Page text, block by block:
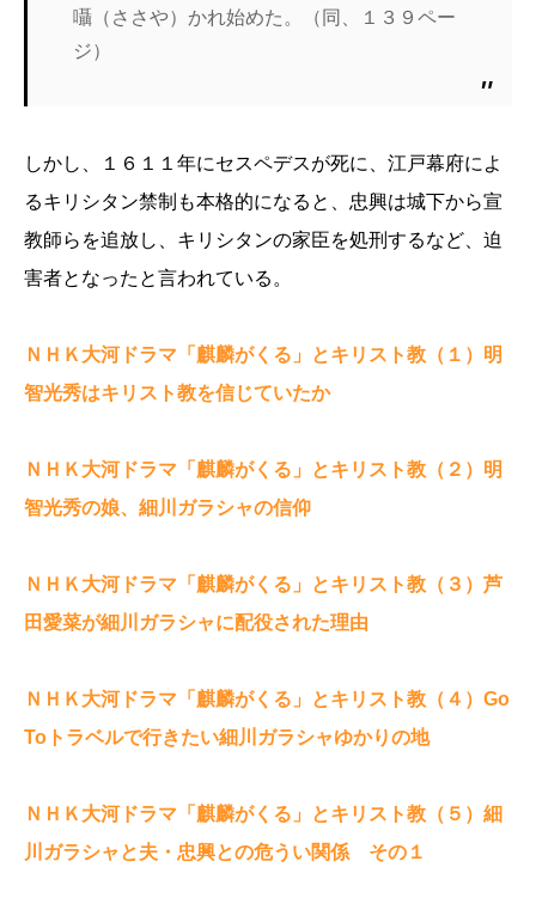
囁（ささや）かれ始めた。（同、１３９ペー
ジ）
しかし、１６１１年にセスペデスが死に、江戸幕府によ
るキリシタン禁制も本格的になると、忠興は城下から宣
教師らを追放し、キリシタンの家臣を処刑するなど、迫
害者となったと言われている。
ＮＨＫ大河ドラマ「麒麟がくる」とキリスト教（１）明
智光秀はキリスト教を信じていたか
ＮＨＫ大河ドラマ「麒麟がくる」とキリスト教（２）明
智光秀の娘、細川ガラシャの信仰
ＮＨＫ大河ドラマ「麒麟がくる」とキリスト教（３）芦
田愛菜が細川ガラシャに配役された理由
ＮＨＫ大河ドラマ「麒麟がくる」とキリスト教（４）Go
Toトラベルで行きたい細川ガラシャゆかりの地
ＮＨＫ大河ドラマ「麒麟がくる」とキリスト教（５）細
川ガラシャと夫・忠興との危うい関係 その１